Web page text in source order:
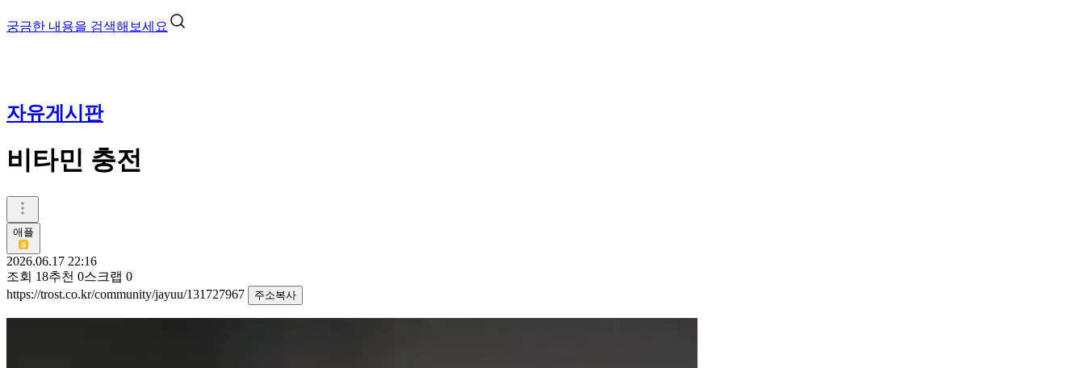
궁금한 내용을 검색해보세요
자유게시판
비타민 충전
애플
2026.06.17 22:16
조회 18추천 0스크랩 0
https://trost.co.kr/community/jayuu/131727967
주소복사